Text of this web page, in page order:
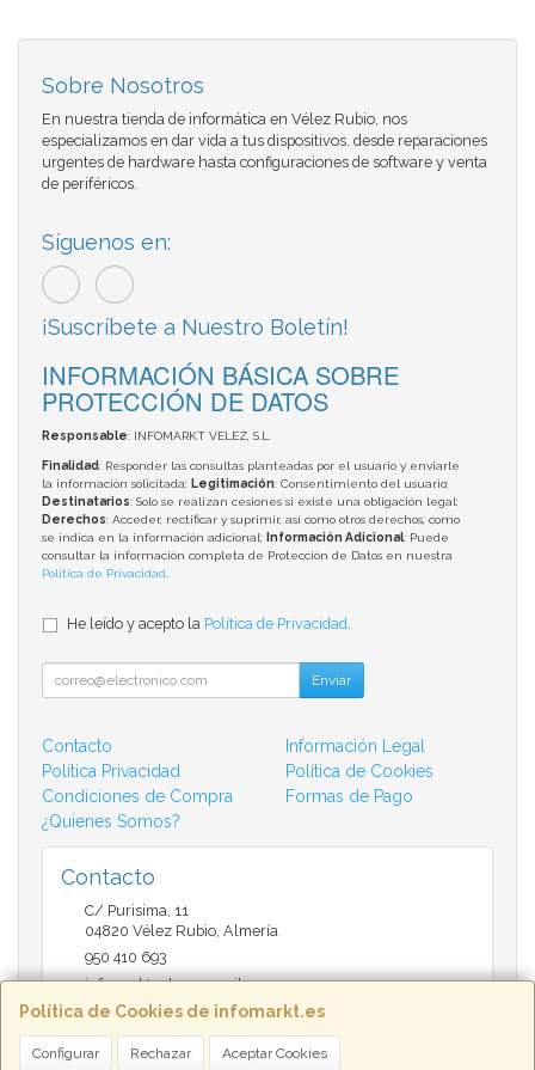
Política de Cookies de infomarkt.es
Configurar Rechazar Aceptar Cookies
Sobre Nosotros
En nuestra tienda de informática en Vélez Rubio, nos
especializamos en dar vida a tus dispositivos. desde reparaciones
urgentes de hardware hasta configuraciones de software y venta
de periféricos.
Síguenos en:
¡Suscríbete a Nuestro Boletín!
INFORMACIÓN BÁSICA SOBRE
PROTECCIÓN DE DATOS
Responsable: INFOMARKT VELEZ, S.L.
Finalidad: Responder las consultas planteadas por el usuario y enviarle
la información solicitada; Legitimación: Consentimiento del usuario;
Destinatarios: Solo se realizan cesiones si existe una obligación legal;
Derechos: Acceder, rectificar y suprimir, así como otros derechos, como
se indica en la información adicional;
Información Adicional: Puede
consultar la información completa de Protección de Datos en nuestra
Política de Privacidad
He leído y acepto la Política de Privacidad
Enviar
Contacto
Información Legal
Política Privacidad
Política de Cookies
Condiciones de Compra
Formas de Pago
¿Quienes Somos?
Contacto
C/ Purisima, 11
04820 Vélez Rubio Almería
950 410 693
infomarktvelez@gmail.com
Horario